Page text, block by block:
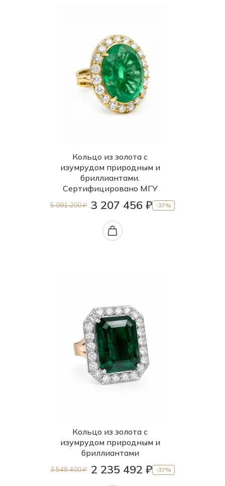
Кольцо из золота с
изумрудом природным и
бриллиантами.
Сертифицировано МГУ
5 091 200 ₽ 3 207 456 ₽ -37%
Кольцо из золота с
изумрудом природным и
бриллиантами
3 548 400 ₽ 2 235 492 ₽ -37%